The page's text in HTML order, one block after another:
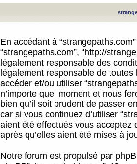
En accédant à
“strangepaths.com”, “http://
légalement responsable des
légalement responsable de
accéder et/ou utiliser
n’importe quel moment et nous
bien qu’il soit prudent de passer
car si vous continuez d’utiliser
aient été effectués vous acceptez
après qu’elles aient été mises à
Notre forum est propulsé par